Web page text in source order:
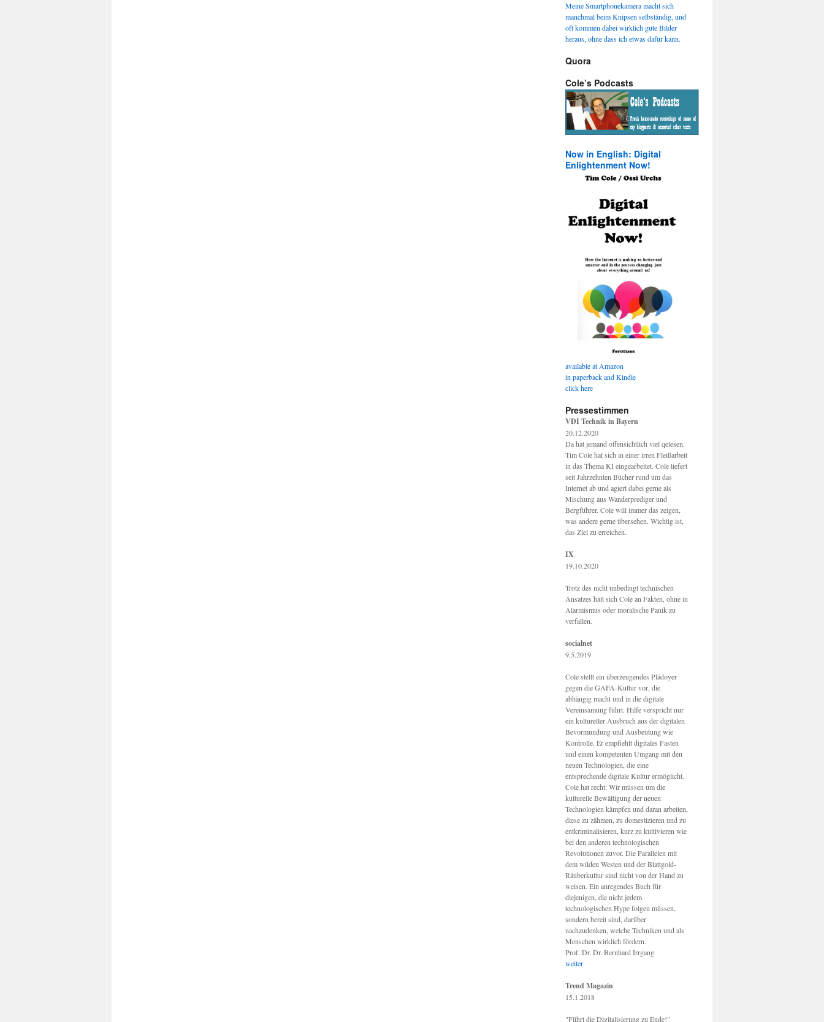
Meine Smartphonekamera macht sich
manchmal beim Knipsen selbständig, und
oft kommen dabei wirklich gute Bilder
heraus, ohne dass ich etwas dafür kann.
Quora
Cole’s Podcasts
Now in English: Digital
Enlightenment Now!
available at Amazon
in paperback and Kindle
click here
Pressestimmen
VDI Technik in Bayern
20.12.2020
Da hat jemand offensichtlich viel qelesen.
Tim Cole hat sich in einer irren Fleißarbeit
in das Thema KI eingearbeitet. Cole liefert
seit Jahrzehnten Bücher rund um das
Internet ab und agiert dabei gerne als
Mischung aus Wanderprediger und
Bergführer. Cole will immer das zeigen,
was andere gerne übersehen. Wichtig ist,
das Ziel zu erreichen.
IX
19.10.2020
Trotz des nicht unbedingt technischen
Ansatzes hält sich Cole an Fakten, ohne in
Alarmismus oder moralische Panik zu
verfallen.
socialnet
9.5.2019
Cole stellt ein überzeugendes Plädoyer
gegen die GAFA-Kultur vor, die
abhängig macht und in die digitale
Vereinsamung führt. Hilfe verspricht nur
ein kultureller Ausbruch aus der digitalen
Bevormundung und Ausbeutung wie
Kontrolle. Er empfiehlt digitales Fasten
und einen kompetenten Umgang mit den
neuen Technologien, die eine
entsprechende digitale Kultur ermöglicht.
Cole hat recht: Wir müssen um die
kulturelle Bewältigung der neuen
Technologien kämpfen und daran arbeiten,
diese zu zähmen, zu domestizieren und zu
entkriminalisieren, kurz zu kultivieren wie
bei den anderen technologischen
Revolutionen zuvor. Die Parallelen mit
dem wilden Westen und der Blattgold-
Räuberkultur sind nicht von der Hand zu
weisen. Ein anregendes Buch für
diejenigen, die nicht jedem
technologischen Hype folgen müssen,
sondern bereit sind, darüber
nachzudenken, welche Techniken und als
Menschen wirklich fördern.
Prof. Dr. Dr. Bernhard Irrgang
weiter
Trend Magazin
15.1.2018
"Führt die Digitalisierung zu Ende!"